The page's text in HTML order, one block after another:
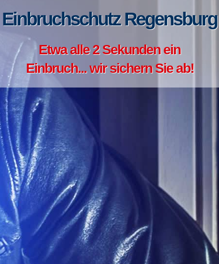
Einbruchschutz Regensburg
Etwa alle 2 Sekunden ein
Einbruch... wir sichern Sie ab!